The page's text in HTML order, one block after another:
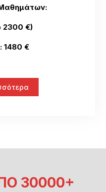
2300 €)
1480 €
30000+